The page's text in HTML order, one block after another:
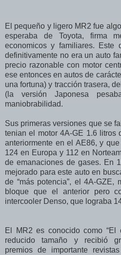
El pequeño y ligero MR2 fue
esperaba de Toyota, firma
economicos y familiares. Este
definitivamente no era un auto
precio razonable con motor
ese entonces en autos de
una fortuna) y tracción trasera,
(la versión Japonesa
maniobrabilidad.
Sus primeras versiones que se
tenian el motor 4A-GE 1.6 litros
anteriormente en el AE86, y
124 en Europa y 112 en
de emanaciones de gases. En
mejorado para este auto en
de “más potencia”, el 4A-GZE,
bloque que el anterior pero
intercooler Denso, que lograba
El MR2 es conocido como “El
reducido tamaño y recibió
premios de importante